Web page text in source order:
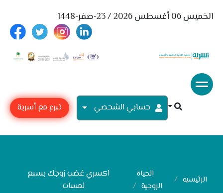
الخميس 06 أغسطس 2026 / 23-صفر-1448
حسابي الشحصي تبرع مع أسرية
الرئيسيه
الحياة
الزوجية
اكسري غضب زوجك بسبع
لمسات